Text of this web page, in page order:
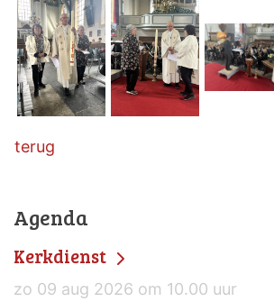
terug
Agenda
Kerkdienst
zo 09 aug 2026 om 10.00 uur